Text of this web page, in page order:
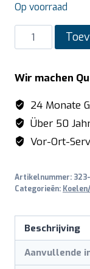
Op voorraad
SARO
koelwerkbank,
deuren,
model
SNACK
4100
TN
Wir machen
24 Monate
Über 50
Vor-Ort-
Artikelnummer:
Categorieën:
Beschrijving
Aanvullende